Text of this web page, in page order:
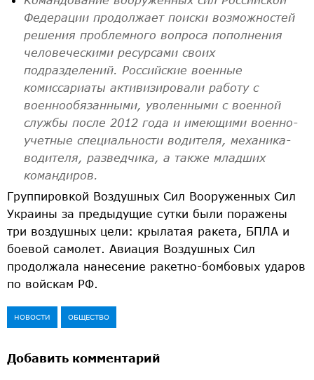
Федерации продолжает поиски возможностей
решения проблемного вопроса пополнения
человеческими ресурсами своих
подразделений. Российские военные
комиссариаты активизировали работу с
военнообязанными, уволенными с военной
службы после 2012 года и имеющими военно-
учетные специальности водителя, механика-
водителя, разведчика, а также младших
командиров.
Группировкой Воздушных Сил Вооруженных Сил
Украины за предыдущие сутки были поражены
три воздушных цели: крылатая ракета, БПЛА и
боевой самолет. Авиация Воздушных Сил
продолжала нанесение ракетно-бомбовых ударов
по войскам РФ.
НОВОСТИ ОБЩЕСТВО
Добавить комментарий